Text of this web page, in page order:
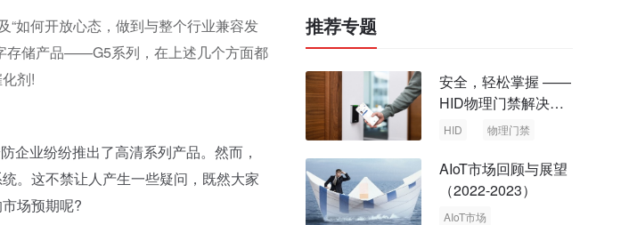
“如何开放心态，做到与整个行业兼容发
存储产品——G5系列，在上述几个方面都
剂!
业纷纷推出了高清系列产品。然而，
。这不禁让人产生一些疑问，既然大家
场预期呢?
推荐专题
安全，轻松掌握 ——
HID物理门禁解决方
案，启动智慧安全新
HID 物理门禁
AIoT市场回顾与展望
（2022-2023）
AIoT市场